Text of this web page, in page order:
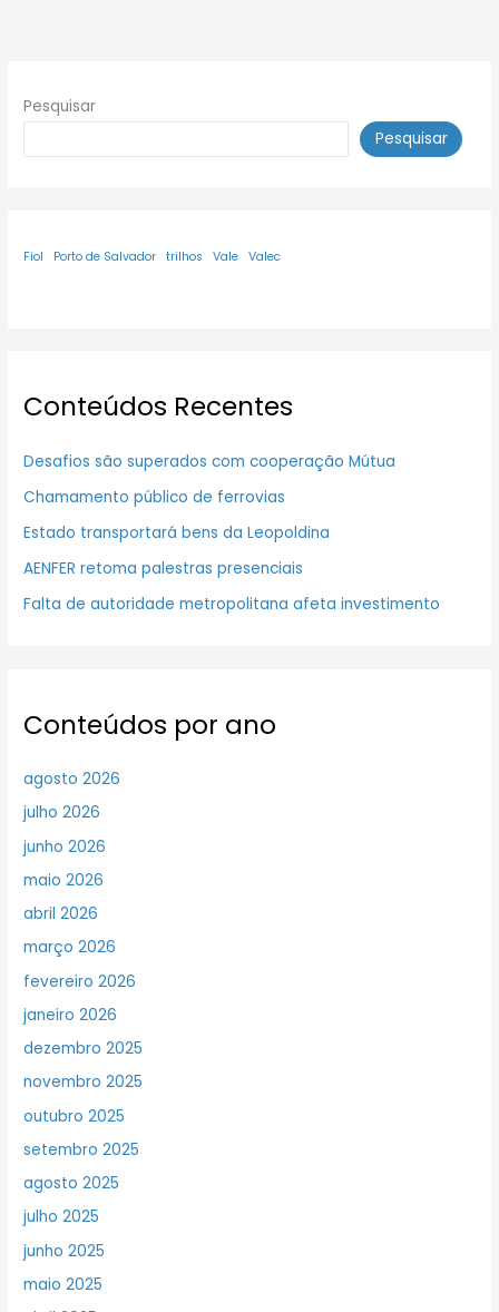
Pesquisar
Pesquisar
Fiol Porto de Salvador trilhos Vale Valec
Conteúdos Recentes
Desafios são superados com cooperação Mútua
Chamamento público de ferrovias
Estado transportará bens da Leopoldina
AENFER retoma palestras presenciais
Falta de autoridade metropolitana afeta investimento
Conteúdos por ano
agosto 2026
julho 2026
junho 2026
maio 2026
abril 2026
março 2026
fevereiro 2026
janeiro 2026
dezembro 2025
novembro 2025
outubro 2025
setembro 2025
agosto 2025
julho 2025
junho 2025
maio 2025